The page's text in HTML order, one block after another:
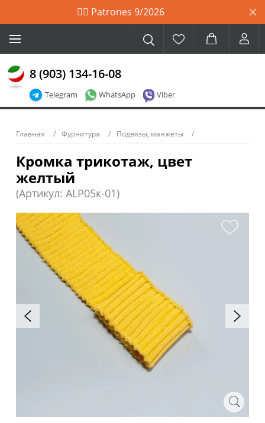
🙋‍♀️ Patrones 9/2026
Telegram WhatsApp Viber
8 (903) 134-16-08
Главная Фурнитура Подвязы, манжеты
Кромка трикотаж, цвет
желтый
(Артикул: ALP05к-01)